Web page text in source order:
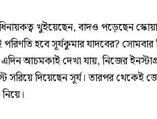
খুইয়েছেন, বাদও পড়েছেন
হবে সূর্যকুমার যাদবের?
আচমকাই দেখা যায়, নিজের
সরিয়ে দিয়েছেন সূর্য। তারপর থেকেই